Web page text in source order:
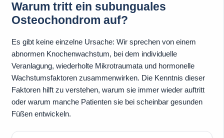
Warum tritt ein subunguales
Osteochondrom auf?
Es gibt keine einzelne Ursache: Wir sprechen von einem
abnormen Knochenwachstum, bei dem individuelle
Veranlagung, wiederholte Mikrotraumata und hormonelle
Wachstumsfaktoren zusammenwirken. Die Kenntnis dieser
Faktoren hilft zu verstehen, warum sie immer wieder auftritt
oder warum manche Patienten sie bei scheinbar gesunden
Füßen entwickeln.